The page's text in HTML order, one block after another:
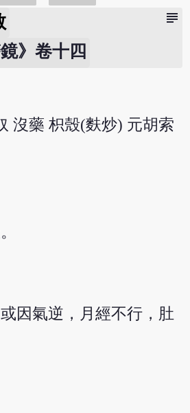
subject
鏡》卷十四
沒藥 枳殼(麩炒) 元胡索
因氣逆，月經不行，肚